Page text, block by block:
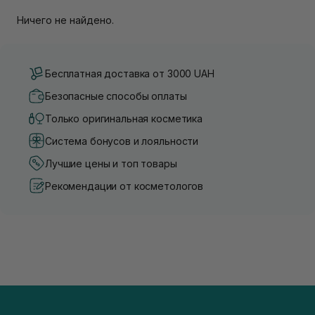
Ничего не найдено.
Бесплатная доставка от 3000 UAH
Безопасные способы оплаты
Только оригинальная косметика
Система бонусов и лояльности
Лучшие цены и топ товары
Рекомендации от косметологов